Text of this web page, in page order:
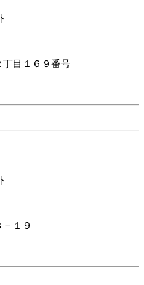
目１６９番号
１９